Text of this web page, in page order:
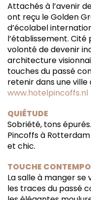
Attachés à l’avenir
ont reçu le Golden
d’écolabel
l’établissement.
volonté de devenir
architecture
touches du passé
retenir dans une ville
www.hotelpincoffs.nl
QUIÉTUDE
Sobriété, tons
Pincoffs à
et chic.
TOUCHE
La salle à manger
les traces du passé